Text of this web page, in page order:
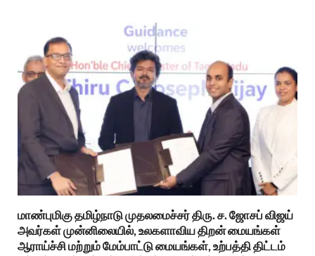
மாண்புமிகு தமிழ்நாடு முதலமைச்சர் திரு. ச. ஜோசப் விஜய்
அவர்கள் முன்னிலையில், உலகளாவிய திறன் மையங்கள்
ஆராய்ச்சி மற்றும் மேம்பாட்டு மையங்கள், உற்பத்தி திட்டம்